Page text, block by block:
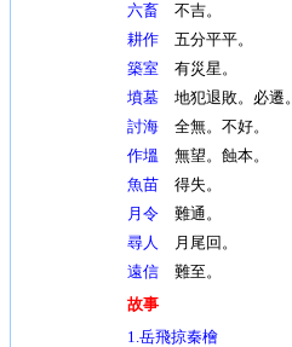
六畜不吉。
耕作五分平平。
築室有災星。
墳墓地犯退敗。必遷。
討海全無。不好。
作塭 無望。蝕本。
魚苗得失。
月令難通。
尋人 月尾回。
遠信難至。
故事
1.岳飛掠秦檜